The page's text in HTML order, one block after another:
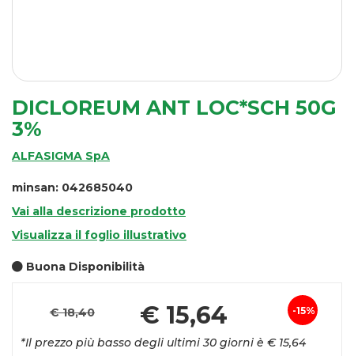
DICLOREUM ANT LOC*SCH 50G
3%
ALFASIGMA SpA
minsan: 042685040
Vai alla descrizione prodotto
Visualizza il foglio illustrativo
Buona Disponibilità
Sconto
15%
€ 18,40 € 15,64
*Il prezzo più basso degli ultimi 30 giorni è € 15,64